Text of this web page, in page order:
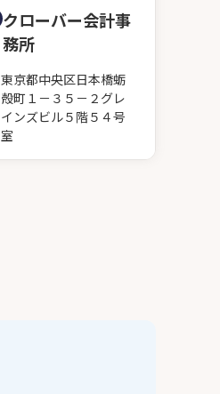
クローバー会計事
務所
東京都中央区日本橋蛎
殻町１－３５－２グレ
インズビル５階５４号
室